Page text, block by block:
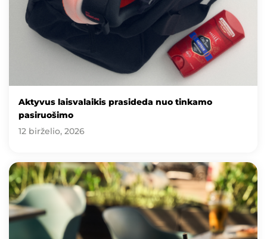
Aktyvus laisvalaikis prasideda nuo tinkamo
pasiruošimo
12 birželio, 2026